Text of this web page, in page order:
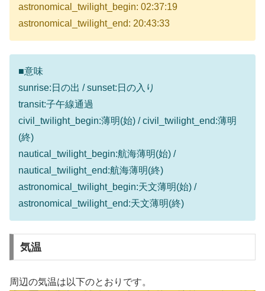
astronomical_twilight_begin: 02:37:19
astronomical_twilight_end: 20:43:33
■意味
sunrise:日の出 / sunset:日の入り
transit:子午線通過
civil_twilight_begin:薄明(始) / civil_twilight_end:薄明
(終)
nautical_twilight_begin:航海薄明(始) /
nautical_twilight_end:航海薄明(終)
astronomical_twilight_begin:天文薄明(始) /
astronomical_twilight_end:天文薄明(終)
気温
周辺の気温は以下のとおりです。